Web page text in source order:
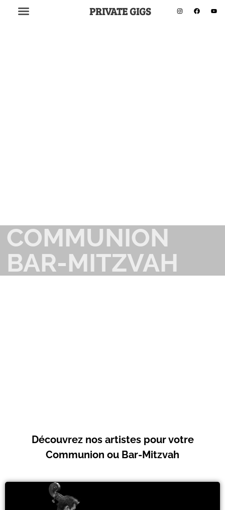
PRIVATE GIGS
COMMUNION
BAR-MITZVAH
Découvrez nos artistes pour votre
Communion ou Bar-Mitzvah